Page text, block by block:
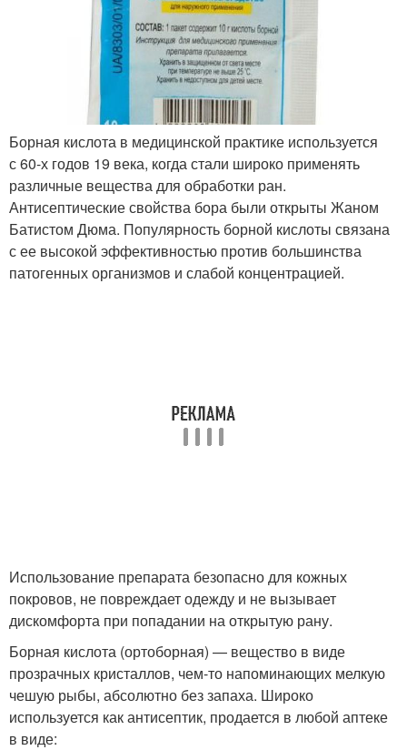
Борная кислота в медицинской практике используется
с 60-х годов 19 века, когда стали широко применять
различные вещества для обработки ран.
Антисептические свойства бора были открыты Жаном
Батистом Дюма. Популярность борной кислоты связана
с ее высокой эффективностью против большинства
патогенных организмов и слабой концентрацией.
Использование препарата безопасно для кожных
покровов, не повреждает одежду и не вызывает
дискомфорта при попадании на открытую рану.
Борная кислота (ортоборная) — вещество в виде
прозрачных кристаллов, чем-то напоминающих мелкую
чешую рыбы, абсолютно без запаха. Широко
используется как антисептик, продается в любой аптеке
в виде: